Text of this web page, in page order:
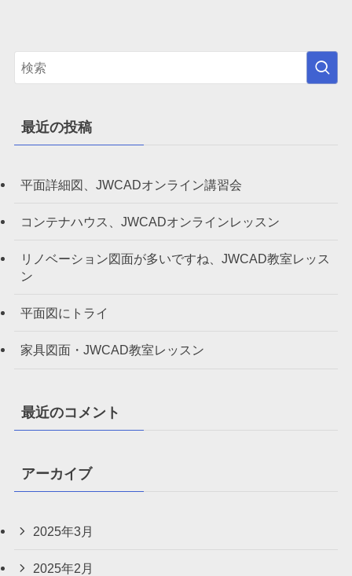
最近の投稿
平面詳細図、JWCADオンライン講習会
コンテナハウス、JWCADオンラインレッスン
リノベーション図面が多いですね、JWCAD教室レッス
ン
平面図にトライ
家具図面・JWCAD教室レッスン
最近のコメント
アーカイブ
2025年3月
2025年2月